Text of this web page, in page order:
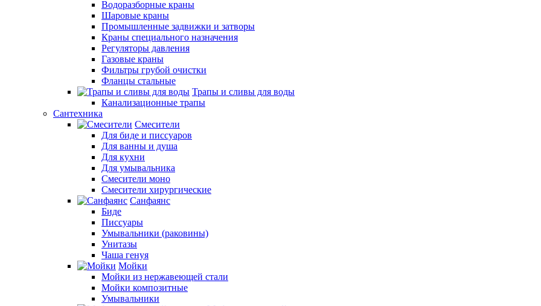
Водоразборные краны
Шаровые краны
Промышленные задвижки и затворы
Краны специального назначения
Регуляторы давления
Газовые краны
Фильтры грубой очистки
Фланцы стальные
Трапы и сливы для воды
Канализационные трапы
Сантехника
Смесители
Для биде и писсуаров
Для ванны и душа
Для кухни
Для умывальника
Смесители моно
Смесители хирургические
Санфаянс
Биде
Писсуары
Умывальники (раковины)
Унитазы
Чаша генуя
Мойки
Мойки из нержавеющей стали
Мойки композитные
Умывальники